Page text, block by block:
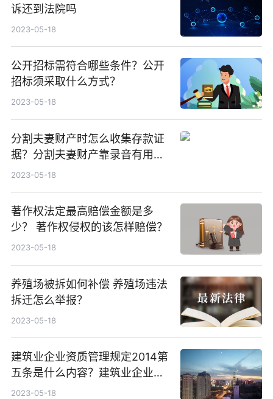
诉还到法院吗
2023-05-18
公开招标需符合哪些条件？公开
招标须采取什么方式？
2023-05-18
分割夫妻财产时怎么收集存款证
据？分割夫妻财产靠录音有用
吗？
2023-05-18
著作权法定最高赔偿金额是多
少？ 著作权侵权的该怎样赔偿？
2023-05-18
养殖场被拆如何补偿 养殖场违法
拆迁怎么举报？
2023-05-18
建筑业企业资质管理规定2014第
五条是什么内容？建筑业企业资
质分为哪三个序列？
2023-05-18